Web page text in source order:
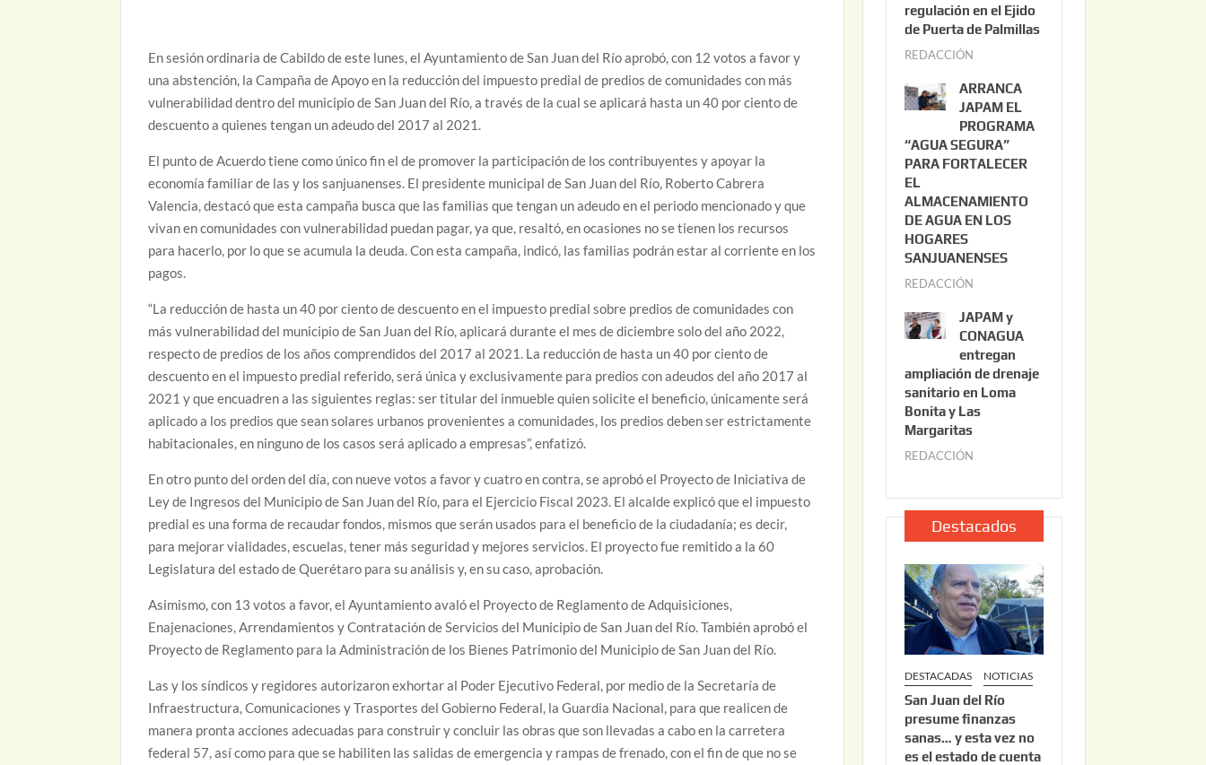
En sesión ordinaria de Cabildo de este lunes, el Ayuntamiento de San Juan del Río aprobó, con 12 votos a favor y
una abstención, la Campaña de Apoyo en la reducción del impuesto predial de predios de comunidades con más
vulnerabilidad dentro del municipio de San Juan del Río, a través de la cual se aplicará hasta un 40 por ciento de
descuento a quienes tengan un adeudo del 2017 al 2021.
El punto de Acuerdo tiene como único fin el de promover la participación de los contribuyentes y apoyar la
economía familiar de las y los sanjuanenses. El presidente municipal de San Juan del Río, Roberto Cabrera
Valencia, destacó que esta campaña busca que las familias que tengan un adeudo en el periodo mencionado y que
vivan en comunidades con vulnerabilidad puedan pagar, ya que, resaltó, en ocasiones no se tienen los recursos
para hacerlo, por lo que se acumula la deuda. Con esta campaña, indicó, las familias podrán estar al corriente en los
pagos.
“La reducción de hasta un 40 por ciento de descuento en el impuesto predial sobre predios de comunidades con
más vulnerabilidad del municipio de San Juan del Río, aplicará durante el mes de diciembre solo del año 2022,
respecto de predios de los años comprendidos del 2017 al 2021. La reducción de hasta un 40 por ciento de
descuento en el impuesto predial referido, será única y exclusivamente para predios con adeudos del año 2017 al
2021 y que encuadren a las siguientes reglas: ser titular del inmueble quien solicite el beneficio, únicamente será
aplicado a los predios que sean solares urbanos provenientes a comunidades, los predios deben ser estrictamente
habitacionales, en ninguno de los casos será aplicado a empresas”, enfatizó.
En otro punto del orden del día, con nueve votos a favor y cuatro en contra, se aprobó el Proyecto de Iniciativa de
Ley de Ingresos del Municipio de San Juan del Río, para el Ejercicio Fiscal 2023. El alcalde explicó que el impuesto
predial es una forma de recaudar fondos, mismos que serán usados para el beneficio de la ciudadanía; es decir,
para mejorar vialidades, escuelas, tener más seguridad y mejores servicios. El proyecto fue remitido a la 60
Legislatura del estado de Querétaro para su análisis y, en su caso, aprobación.
Asimismo, con 13 votos a favor, el Ayuntamiento avaló el Proyecto de Reglamento de Adquisiciones,
Enajenaciones, Arrendamientos y Contratación de Servicios del Municipio de San Juan del Río. También aprobó el
Proyecto de Reglamento para la Administración de los Bienes Patrimonio del Municipio de San Juan del Río.
Las y los síndicos y regidores autorizaron exhortar al Poder Ejecutivo Federal, por medio de la Secretaría de
Infraestructura, Comunicaciones y Trasportes del Gobierno Federal, la Guardia Nacional, para que realicen de
manera pronta acciones adecuadas para construir y concluir las obras que son llevadas a cabo en la carretera
federal 57, así como para que se habiliten las salidas de emergencia y rampas de frenado, con el fin de que no se
o
3
2
0
2
6
regulación en el Ejido
de Puerta de Palmillas
REDACCIÓN
l
i
o
2
0
ARRANCA
JAPAM EL
PROGRAMA
“AGUA SEGURA”
PARA FORTALECER
EL
ALMACENAMIENTO
DE AGUA EN LOS
HOGARES
SANJUANENSES
REDACCIÓN
l
i
o
2
2
2
6
JAPAM y
CONAGUA
entregan
ampliación de drenaje
sanitario en Loma
Bonita y Las
Margaritas
REDACCIÓN
l
i
o
2
2
,
2
0
2
6
Destacados
DESTACADAS NOTICIAS
San Juan del Río
presume finanzas
sanas… y esta vez no
es el estado de cuenta